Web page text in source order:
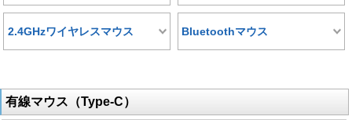
2.4GHzワイヤレスマウス Bluetoothマウス
有線マウス（Type-C）